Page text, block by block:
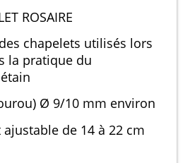
ROSAIRE
chapelets utilisés lors
la pratique du
Ø 9/10 mm environ
de 14 à 22 cm